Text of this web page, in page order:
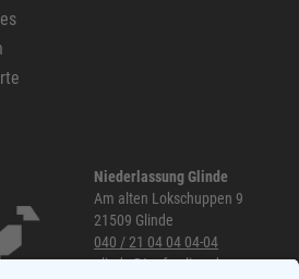
Niederlassung Glinde
Am alten Lokschuppen 9
21509 Glinde
040 / 21 04 04 04-04
glinde@topf-online.de